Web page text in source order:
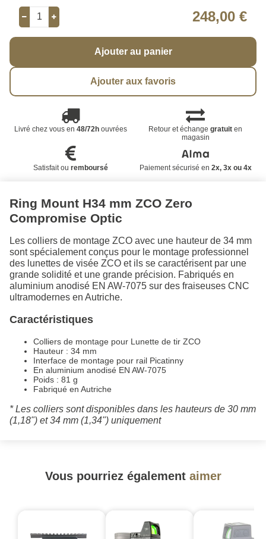
248,00 €
Ajouter au panier
Ajouter aux favoris
Livré chez vous en 48/72houvrées Retour et échangegratuit en
magasin
Satisfait ou remboursé Paiement sécurisé en 2x, 3x ou 4x
Ring Mount H34 mm ZCO Zero
Compromise Optic
Les colliers de montage ZCO avec une hauteur de 34 mm
sont spécialement conçus pour le montage professionnel
des lunettes de visée ZCO et ils se caractérisent par une
grande solidité et une grande précision. Fabriqués en
aluminium anodisé EN AW-7075 sur des fraiseuses CNC
ultramodernes en Autriche.
Caractéristiques
Colliers de montage pour Lunette de tir ZCO
Hauteur : 34 mm
Interface de montage pour rail Picatinny
En aluminium anodisé EN AW-7075
Poids : 81 g
Fabriqué en Autriche
* Les colliers sont disponibles dans les hauteurs de 30 mm
(1,18") et 34 mm (1,34") uniquement
Vous pourriez également aimer